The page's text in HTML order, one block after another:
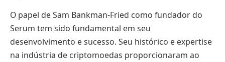
O papel de Sam Bankman-Fried como fundador do
Serum tem sido fundamental em seu
desenvolvimento e sucesso. Seu histórico e expertise
na indústria de criptomoedas proporcionaram ao